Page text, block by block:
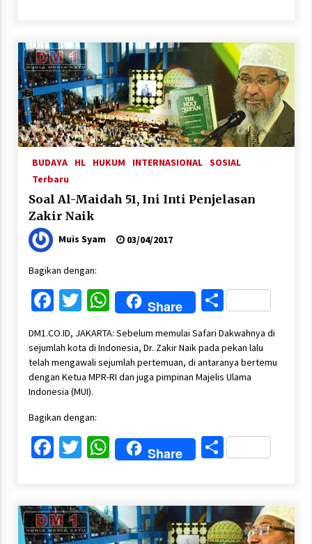
BUDAYA HL HUKUM INTERNASIONAL SOSIAL
Terbaru
Soal Al-Maidah 51, Ini Inti Penjelasan
Zakir Naik
Muis Syam 03/04/2017
Bagikan dengan:
Facebook
Twitter
WhatsApp
Share Share
DM1.CO.ID, JAKARTA: Sebelum memulai Safari Dakwahnya di
sejumlah kota di Indonesia, Dr. Zakir Naik pada pekan lalu
telah mengawali sejumlah pertemuan, di antaranya bertemu
dengan Ketua MPR-RI dan juga pimpinan Majelis Ulama
Indonesia (MUI).
Bagikan dengan:
Facebook
Twitter
WhatsApp
Share Share